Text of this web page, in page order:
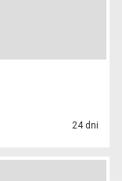
24 dni